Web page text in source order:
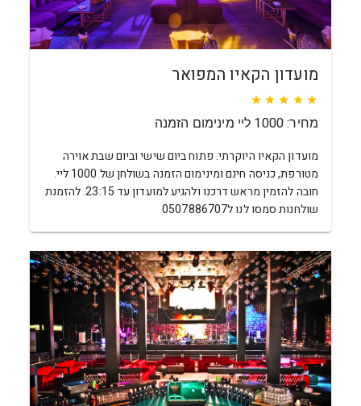
מועדון הקאיו המפואר
מחיר: 1000 ליי מינימום הזמנה
מועדון הקאיו היוקרתי. פתוח ביום שישי וביום שבת אוירה
מטורפת, כניסה חינם ומינימום הזמנה בשולחן של 1000 ליי.
חובה להזמין מראש דרכנו ולהגיע למועדון עד 23:15. להזמנת
שולחנות סמסו לנו ל0507886707